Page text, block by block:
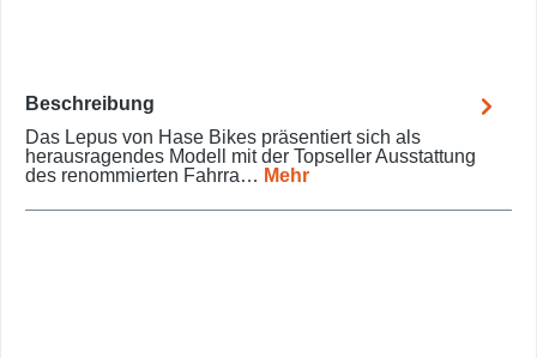
Beschreibung
Das Lepus von Hase Bikes präsentiert sich als
herausragendes Modell mit der Topseller Ausstattung
des renommierten Fahrra… Mehr